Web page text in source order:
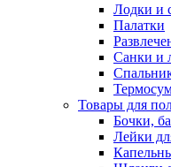
Лодки и
Палатки
Санки и
Товары для
Бочки,
Лейки